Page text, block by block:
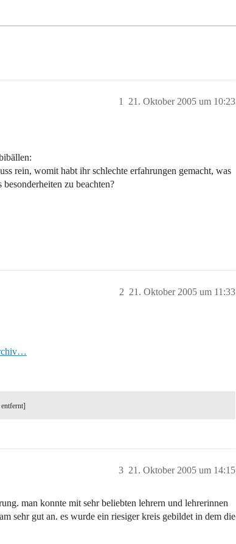
21. Oktober 2005 um 10:23
1
rein, womit habt ihr schlechte erfahrungen gemacht, was
zu beachten?
21. Oktober 2005 um 11:33
2
21. Oktober 2005 um 14:15
3
man konnte mit sehr beliebten lehrern und lehrerinnen
sehr gut an. es wurde ein riesiger kreis gebildet in dem die